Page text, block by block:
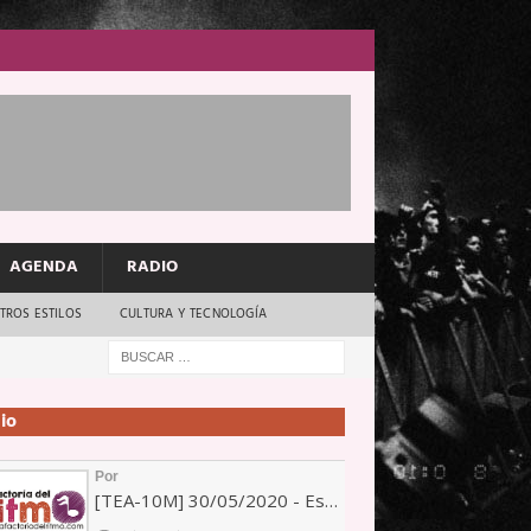
AGENDA RADIO
ESTILOS CULTURA Y TECNOLOGÍA